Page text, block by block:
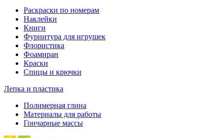
Раскраски по номерам
Наклейки
Книги
Фурнитура для игрушек
Флористика
Фоамиран
Краски
Спицы и крючки
Лепка и пластика
Полимерная глина
Материалы для работы
Гончарные массы